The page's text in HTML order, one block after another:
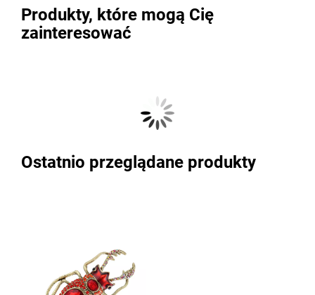
Produkty, które mogą Cię
zainteresować
Ostatnio przeglądane produkty